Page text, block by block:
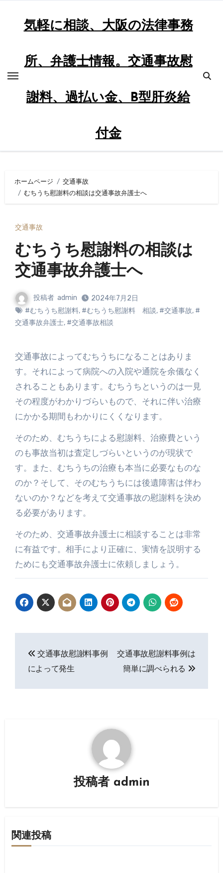
気軽に相談、大阪の法律事務
所、弁護士情報。交通事故慰
謝料、過払い金、B型肝炎給
付金
ホームページ
交通事故
むちうち慰謝料の相談は交通事故弁護士へ
交通事故
むちうち慰謝料の相談は
交通事故弁護士へ
投稿者 admin
2024年7月2日
#むちうち慰謝料, #むちうち慰謝料 相談, #交通事故, #
交通事故弁護士, #交通事故相談
交通事故によってむちうちになることはありま
す。それによって病院への入院や通院を余儀なく
されることもあります。むちうちというのは一見
その程度がわかりづらいもので、それに伴い治療
にかかる期間もわかりにくくなります。
そのため、むちうちによる慰謝料、治療費という
のも事故当初は査定しづらいというのが現状で
す。また、むちうちの治療も本当に必要なものな
のか？そして、そのむちうちには後遺障害は伴わ
ないのか？などを考えて交通事故の慰謝料を決め
る必要があります。
そのため、交通事故弁護士に相談することは非常
に有益です。相手により正確に、実情を説明する
ためにも交通事故弁護士に依頼しましょう。
稿
交通事故慰謝料事例
によって発生
交通事故慰謝料事例は
簡単に調べられる
投稿者 admin
関連投稿